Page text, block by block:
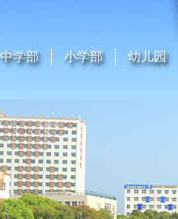
中学部 小学部 幼儿园